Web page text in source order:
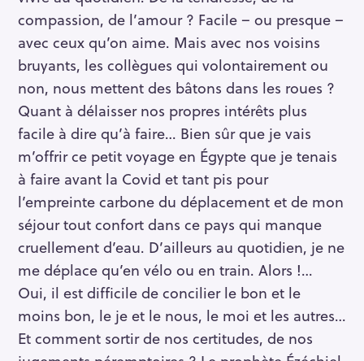
compassion, de l’amour ? Facile – ou presque –
avec ceux qu’on aime. Mais avec nos voisins
bruyants, les collègues qui volontairement ou
non, nous mettent des bâtons dans les roues ?
Quant à délaisser nos propres intérêts plus
facile à dire qu’à faire… Bien sûr que je vais
m’offrir ce petit voyage en Égypte que je tenais
à faire avant la Covid et tant pis pour
l’empreinte carbone du déplacement et de mon
séjour tout confort dans ce pays qui manque
cruellement d’eau. D’ailleurs au quotidien, je ne
me déplace qu’en vélo ou en train. Alors !…
Oui, il est difficile de concilier le bon et le
moins bon, le je et le nous, le moi et les autres…
Et comment sortir de nos certitudes, de nos